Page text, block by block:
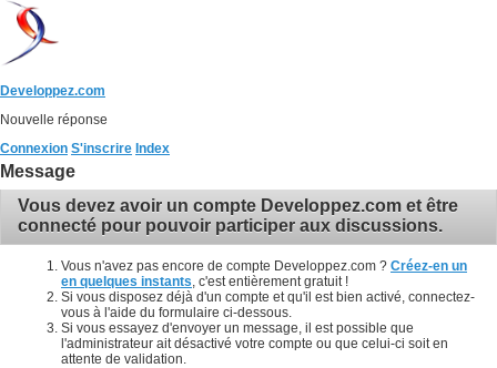
Developpez.com
Nouvelle réponse
Connexion S'inscrire Index
Message
Vous devez avoir un compte Developpez.com et être
connecté pour pouvoir participer aux discussions.
Vous n'avez pas encore de compte Developpez.com ? Créez-en un
en quelques instants , c'est entièrement gratuit !
Si vous disposez déjà d'un compte et qu'il est bien activé, connectez-
vous à l'aide du formulaire ci-dessous.
Si vous essayez d'envoyer un message, il est possible que
l'administrateur ait désactivé votre compte ou que celui-ci soit en
attente de validation.